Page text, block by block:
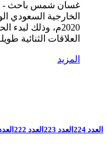
غسان شمس باحث -
2020م، وذلك لبدء
العلاقات الثنائية
المزيد
العدد 224 العدد 223 العدد 222 العدد